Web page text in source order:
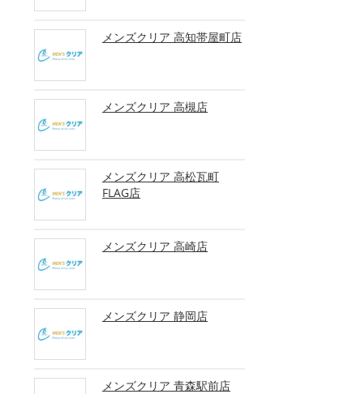
メンズクリア 高知帯屋町店
メンズクリア 高槻店
メンズクリア 高松瓦町
FLAG店
メンズクリア 高崎店
メンズクリア 静岡店
メンズクリア 青森駅前店